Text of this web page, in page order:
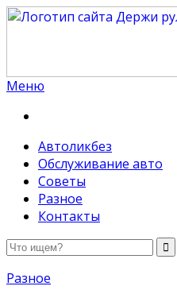
Меню
Автоликбез
Обслуживание авто
Советы
Разное
Контакты
Разное